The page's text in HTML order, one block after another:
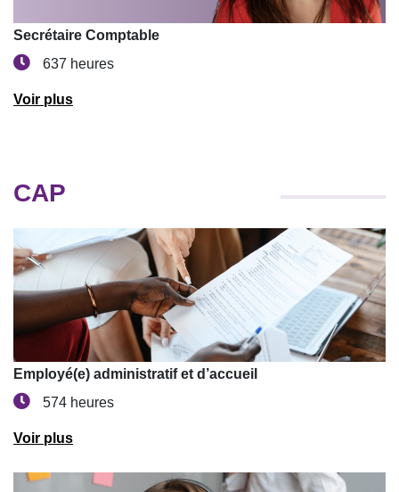
Secrétaire Comptable
637 heures
Voir plus
CAP
Employé(e) administratif et d’accueil
574 heures
Voir plus